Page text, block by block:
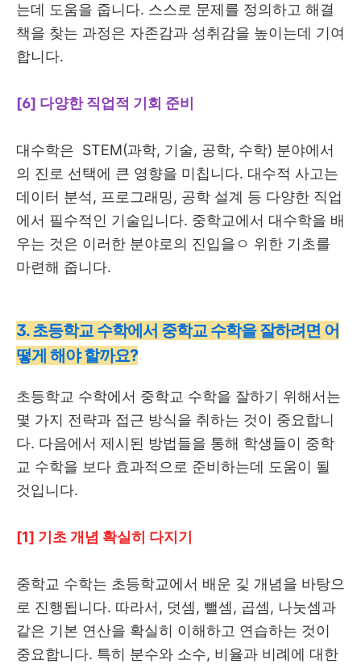
는데 도움을 줍니다. 스스로 문제를 정의하고 해결
책을 찾는 과정은 자존감과 성취감을 높이는데 기여
합니다.
[6] 다양한 직업적 기회 준비
대수학은 STEM(과학, 기술, 공학, 수학) 분야에서
의 진로 선택에 큰 영향을 미칩니다. 대수적 사고는
데이터 분석, 프로그래밍, 공학 설계 등 다양한 직업
에서 필수적인 기술입니다. 중학교에서 대수학을 배
우는 것은 이러한 분야로의 진입을ㅇ 위한 기초를
마련해 줍니다.
3. 초등학교 수학에서 중학교 수학을 잘하려면 어
떻게 해야 할까요?
초등학교 수학에서 중학교 수학을 잘하기 위해서는
몇 가지 전략과 접근 방식을 취하는 것이 중요합니
다. 다음에서 제시된 방법들을 통해 학생들이 중학
교 수학을 보다 효과적으로 준비하는데 도움이 될
것입니다.
[1] 기초 개념 확실히 다지기
중학교 수학는 초등학교에서 배운 깇 개념을 바탕으
로 진행됩니다. 따라서, 덧셈, 뺄셈, 곱셈, 나눗셈과
같은 기본 연산을 확실히 이해하고 연습하는 것이
중요합니다. 특히 분수와 소수, 비율과 비례에 대한